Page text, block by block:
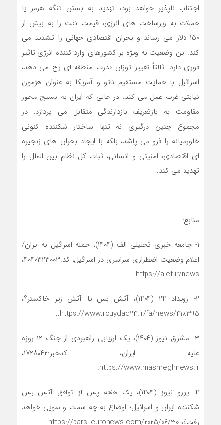
اجتناب ناپذیر خواهد بود، تهدید به بستن تنگه هرمز یا
حملات به زیرساخت های انرژی، قیمت نفت را به بیش از
۱۵۰ دلار می رساند و بحران اقتصادی جهانی را تشدید می
کند. این وضعیت به ویژه بر کشورهای وارد کننده انرژی تاثیر
فوری دارد. ثالثاً تغییر توزان قدرت منطقه ای رخ می دهد،
اسرائیل با حمایت مستقیم ناتو و آمریکا به عنوان هژمون
نیابتی غرب عمل می کند، در حالی که ایران به بسیج محور
مقاومت به بازتعریف بازدارندگی متقابل می پردازد. در
مجموع چنین درگیری نه تنها ساختار شکننده کنونی
خاورمیانه را فرو می پاشد، بلکه با ایجاد بحران های زنجیره
ای اقتصادی، امنیتی و انسانی، ثبات کل نظام بین الملل را
تهدید می کند.
منابع:
۱- جامعه خبری تحلیلی الف (۱۴۰۴)، حمله اسرائیل به ایران/
اعلام وضعیت اضطراری سراسری در اسرائیل، کد:۴۰۴۰۳۲۳۰۰۳،
https://alef.ir/news.
۲- رویداد ۲۴ (۱۴۰۴)، آتش بس یا آتش زیر خاکستر؟،
https://www.rouydad24.ir/fa/news/418395..
۳- مشرق نیوز (۱۴۰۴)، یک ارزیابی راهبردی از جنگ ۱۲ روزه
علیه ایران، کدخبر:۱۷۲۸۰۴۲،
https://www.mashreghnews.ir.
۴- یورو نیوز (۱۴۰۴)، یک هفته پس از توافق آتس بس
شکننده ایران و اسرائیل؛ اوضاع به چه سمت و سویی خواهد
رفت؟، https://parsi.euronews.com/2025/06/30.